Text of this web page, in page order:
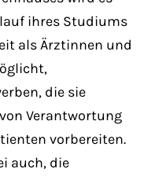
ihres Studiums
als Ärztinnen und
die sie
Verantwortung
vorbereiten.
auch, die